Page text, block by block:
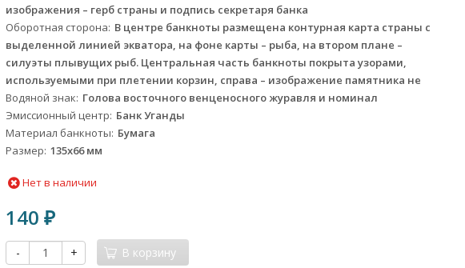
изображения – герб страны и подпись секретаря банка
Оборотная сторона В центре банкноты размещена контурная карта страны с
выделенной линией экватора, на фоне карты – рыба, на втором плане –
силуэты плывущих рыб. Центральная часть банкноты покрыта узорами,
используемыми при плетении корзин, справа – изображение памятника не
Водяной знак Голова восточного венценосного журавля и номинал
Эмиссионный центр Банк Уганды
Материал банкноты Бумага
Размер 135х66 мм
Нет в наличии
140₽
- + В корзину